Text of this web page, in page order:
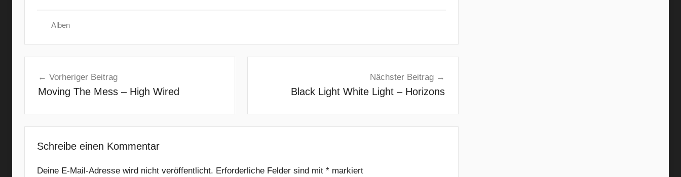
Alben
T
e
t
Vorheriger Beitrag
Moving The Mess – High Wired
Nächster Beitrag
Black Light White Light – Horizons
Schreibe einen Kommentar
Deine E-Mail-Adresse wird nicht veröffentlicht. Erforderliche Felder sind mit * markiert